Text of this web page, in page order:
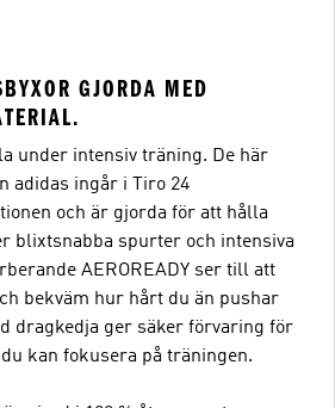
GJORDA MED
under intensiv träning. De här
adidas ingår i Tiro 24
och är gjorda för att hålla
blixtsnabba spurter och intensiva
AEROREADY ser till att
bekväm hur hårt du än pushar
dragkedja ger säker förvaring för
kan fokusera på träningen.